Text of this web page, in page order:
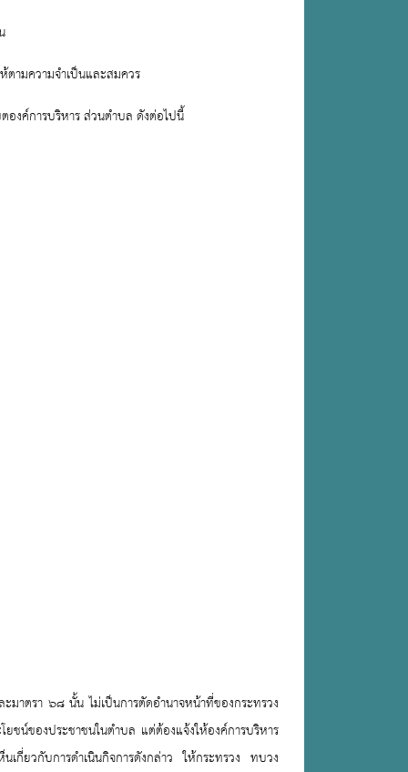
ามความจำเป็นและสมควร
องค์การบริหาร ส่วนตำบล ดังต่อไปนี้
าตรา ๖๘ นั้น ไม่เป็นการตัดอำนาจหน้าที่ของกระทรวง
ชน์ของประชาชนในตำบล แต่ต้องแจ้งให้องค์การบริหาร
เกี่ยวกับการดำเนินกิจการดังกล่าว ให้กระทรวง ทบวง